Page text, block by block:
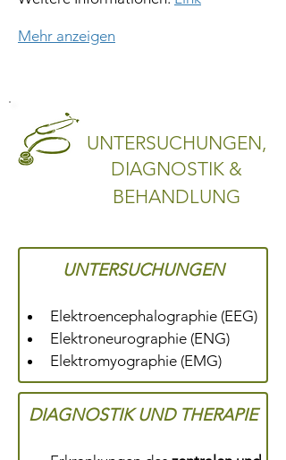
Mehr anzeigen
UNTERSUCHUNGEN,
DIAGNOSTIK &
BEHANDLUNG
UNTERSUCHUNGEN
Elektroencephalographie (EEG)
Elektroneurographie (ENG)
Elektromyographie (EMG)
DIAGNOSTIK UND THERAPIE